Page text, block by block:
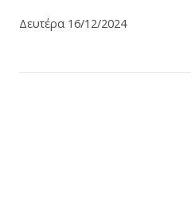
Δευτέρα 16/12/2024